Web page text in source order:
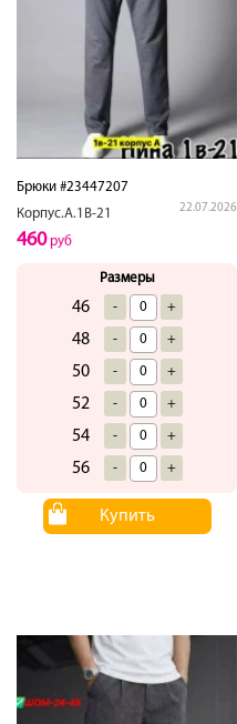
Брюки #23447207
Корпус.А.1В-21
22.07.2026
460руб
Размеры
46 - +
48 - +
50 - +
52 - +
54 - +
56 - +
Купить